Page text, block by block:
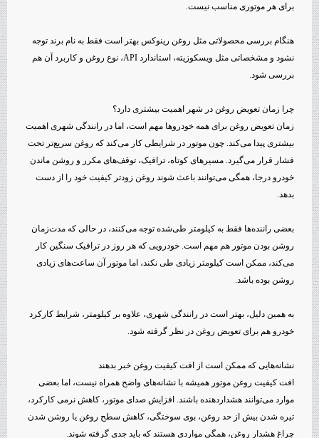
برای هر موتوری مناسب نیست.
هنگام بررسی محصولاتی مثل روغن رینوکس بهتر است فقط به نام برند توجه
نشود و مشخصاتی مثل ویسکوزیته، استاندارد API، نوع روغن و کاربرد آن هم
بررسی شود.
چرا زمان تعویض روغن در شهر اهمیت بیشتری دارد؟
زمان تعویض روغن برای همه خودروها مهم است، اما در رانندگی شهری اهمیت
بیشتری پیدا می‌کند. چون موتور در شرایطی کار می‌کند که روغن سریع‌تر تحت
فشار قرار می‌گیرد. مسیرهای کوتاه، ترافیک، توقف‌های مکرر و روشن ماندن
خودرو درجا، همگی می‌توانند باعث شوند روغن زودتر کیفیت خود را از دست
بدهد.
بعضی راننده‌ها فقط به کیلومتر طی‌شده توجه می‌کنند، در حالی که مدت‌زمان
روشن بودن موتور هم مهم است. خودرویی که هر روز در ترافیک سنگین کار
می‌کند، ممکن است کیلومتر زیادی طی نکند، اما موتور آن ساعت‌های زیادی
روشن بوده باشد.
به همین دلیل، بهتر است در رانندگی شهری، علاوه بر کیلومتر، شرایط کارکرد
خودرو هم برای تعویض روغن در نظر گرفته شود.
نشانه‌هایی که ممکن است از افت کیفیت روغن خبر بدهند
افت کیفیت روغن موتور همیشه با نشانه‌های واضح همراه نیست، اما بعضی
موارد می‌توانند هشداردهنده باشند. افزایش صدای موتور، کاهش نرمی کارکرد،
تیره شدن بیش از حد روغن، بوی سوختگی، کاهش سطح روغن یا روشن شدن
چراغ هشدار روغن، همگی مواردی هستند که باید جدی گرفته شوند.